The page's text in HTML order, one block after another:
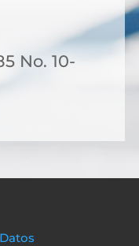
No. 10-